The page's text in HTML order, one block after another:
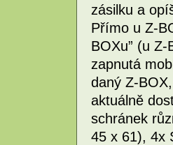
zásilku a
Přímo u Z-
BOXu” (u
zapnutá
daný Z-
aktuálně
schránek
45 x 61), 4x